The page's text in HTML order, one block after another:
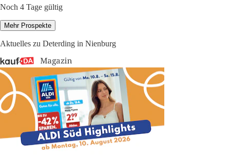
Noch 4 Tage gültig
Mehr Prospekte
Aktuelles zu Deterding in Nienburg